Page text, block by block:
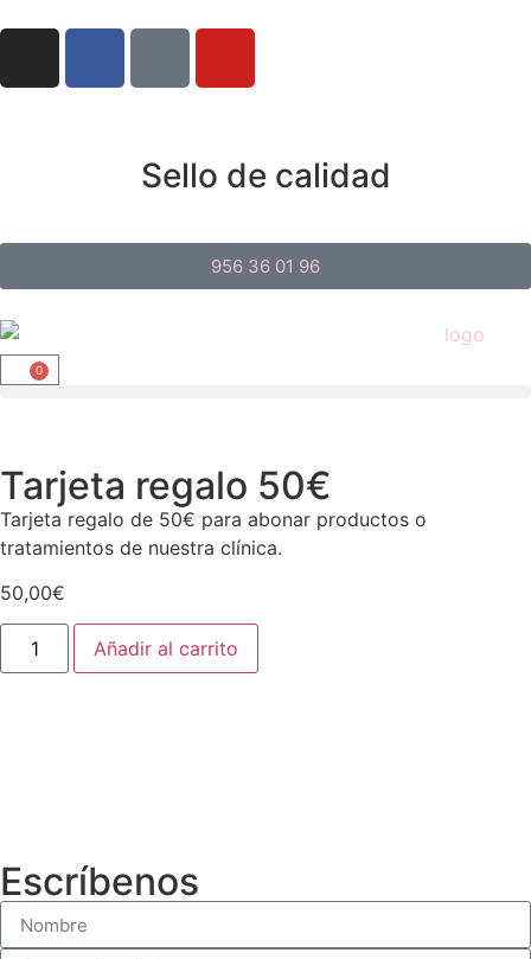
Sello de calidad
956 36 01 96
0
Tarjeta regalo 50€
Tarjeta regalo de 50€ para abonar productos o
tratamientos de nuestra clínica.
50,00€
Añadir al carrito
Escríbenos